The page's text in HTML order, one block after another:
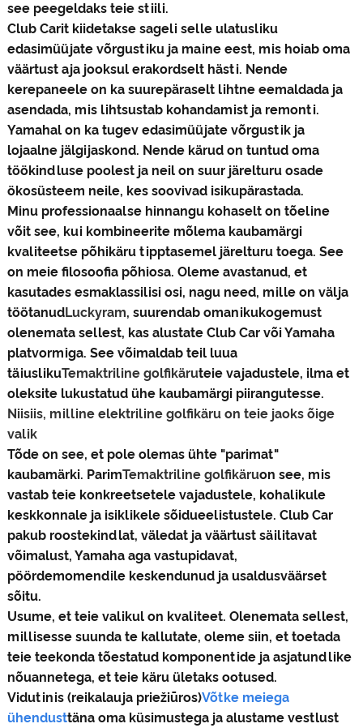
see peegeldaks teie stiili.
Club Carit kiidetakse sageli selle ulatusliku
edasimüüjate võrgustiku ja maine eest, mis hoiab oma
väärtust aja jooksul erakordselt hästi. Nende
kerepaneele on ka suurepäraselt lihtne eemaldada ja
asendada, mis lihtsustab kohandamist ja remonti.
Yamahal on ka tugev edasimüüjate võrgustik ja
lojaalne jälgijaskond. Nende kärud on tuntud oma
töökindluse poolest ja neil on suur järelturu osade
ökosüsteem neile, kes soovivad isikupärastada.
Minu professionaalse hinnangu kohaselt on tõeline
võit see, kui kombineerite mõlema kaubamärgi
kvaliteetse põhikäru tipptasemel järelturu toega. See
on meie filosoofia põhiosa. Oleme avastanud, et
kasutades esmaklassilisi osi, nagu need, mille on välja
töötanudLuckyram, suurendab omanikukogemust
olenemata sellest, kas alustate Club Car või Yamaha
platvormiga. See võimaldab teil luua
täiuslikuTemaktriline golfikäruteie vajadustele, ilma et
oleksite lukustatud ühe kaubamärgi piirangutesse.
Niisiis, milline elektriline golfikäru on teie jaoks õige
valik
Tõde on see, et pole olemas ühte "parimat"
kaubamärki. ParimTemaktriline golfikäruon see, mis
vastab teie konkreetsetele vajadustele, kohalikule
keskkonnale ja isiklikele sõidueelistustele. Club Car
pakub roostekindlat, väledat ja väärtust säilitavat
võimalust, Yamaha aga vastupidavat,
pöördemomendile keskendunud ja usaldusväärset
sõitu.
Usume, et teie valikul on kvaliteet. Olenemata sellest,
millisesse suunda te kallutate, oleme siin, et toetada
teie teekonda tõestatud komponentide ja asjatundlike
nõuannetega, et teie käru ületaks ootused.
Vidutinis (reikalauja priežiūros)Võtke meiega
ühendusttäna oma küsimustega ja alustame vestlust